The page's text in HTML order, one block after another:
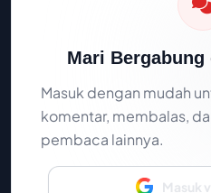
Mari
Masuk dengan mudah
komentar, membalas,
pembaca lainnya.
Masuk